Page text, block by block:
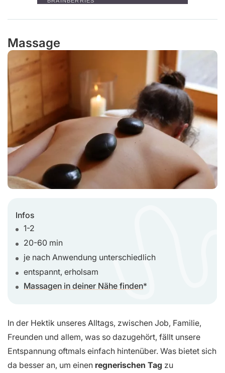
Massage
Infos
1-2
20-60 min
je nach Anwendung unterschiedlich
entspannt, erholsam
Massagen in deiner Nähe finden
In der Hektik unseres Alltags, zwischen Job, Familie,
Freunden und allem, was so dazugehört, fällt unsere
Entspannung oftmals einfach hintenüber. Was bietet sich
da besser an, um einen regnerischen Tag zu